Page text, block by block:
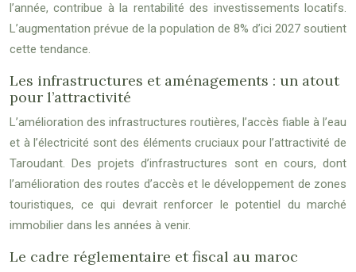
l’année, contribue à la rentabilité des investissements locatifs.
L’augmentation prévue de la population de 8% d’ici 2027 soutient
cette tendance.
Les infrastructures et aménagements : un atout
pour l’attractivité
L’amélioration des infrastructures routières, l’accès fiable à l’eau
et à l’électricité sont des éléments cruciaux pour l’attractivité de
Taroudant. Des projets d’infrastructures sont en cours, dont
l’amélioration des routes d’accès et le développement de zones
touristiques, ce qui devrait renforcer le potentiel du marché
immobilier dans les années à venir.
Le cadre réglementaire et fiscal au maroc